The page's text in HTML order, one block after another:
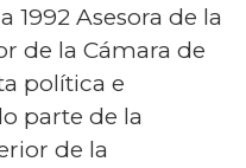
1992 Asesora de la
de la Cámara de
política e
parte de la
de la